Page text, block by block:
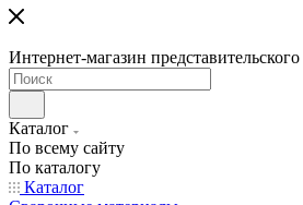
Интернет-магазин представительского
Каталог
По всему сайту
По каталогу
Каталог